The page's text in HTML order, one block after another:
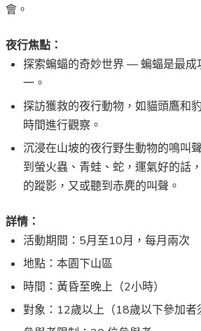
會。
夜行焦點：
探索蝙蝠的奇妙世界 — 蝙蝠是最成
一。
探訪獲救的夜行動物，如貓頭鷹和
時間進行觀察。
沉浸在山坡的夜行野生動物的鳴叫
到螢火蟲、青蛙、蛇，運氣好的話
的蹤影，又或聽到赤麂的叫聲。
詳情：
活動期間：5月至10月，每月兩次
地點：本園下山區
時間：黃昏至晚上（2小時）
對象：12歲以上（18歲以下參加者